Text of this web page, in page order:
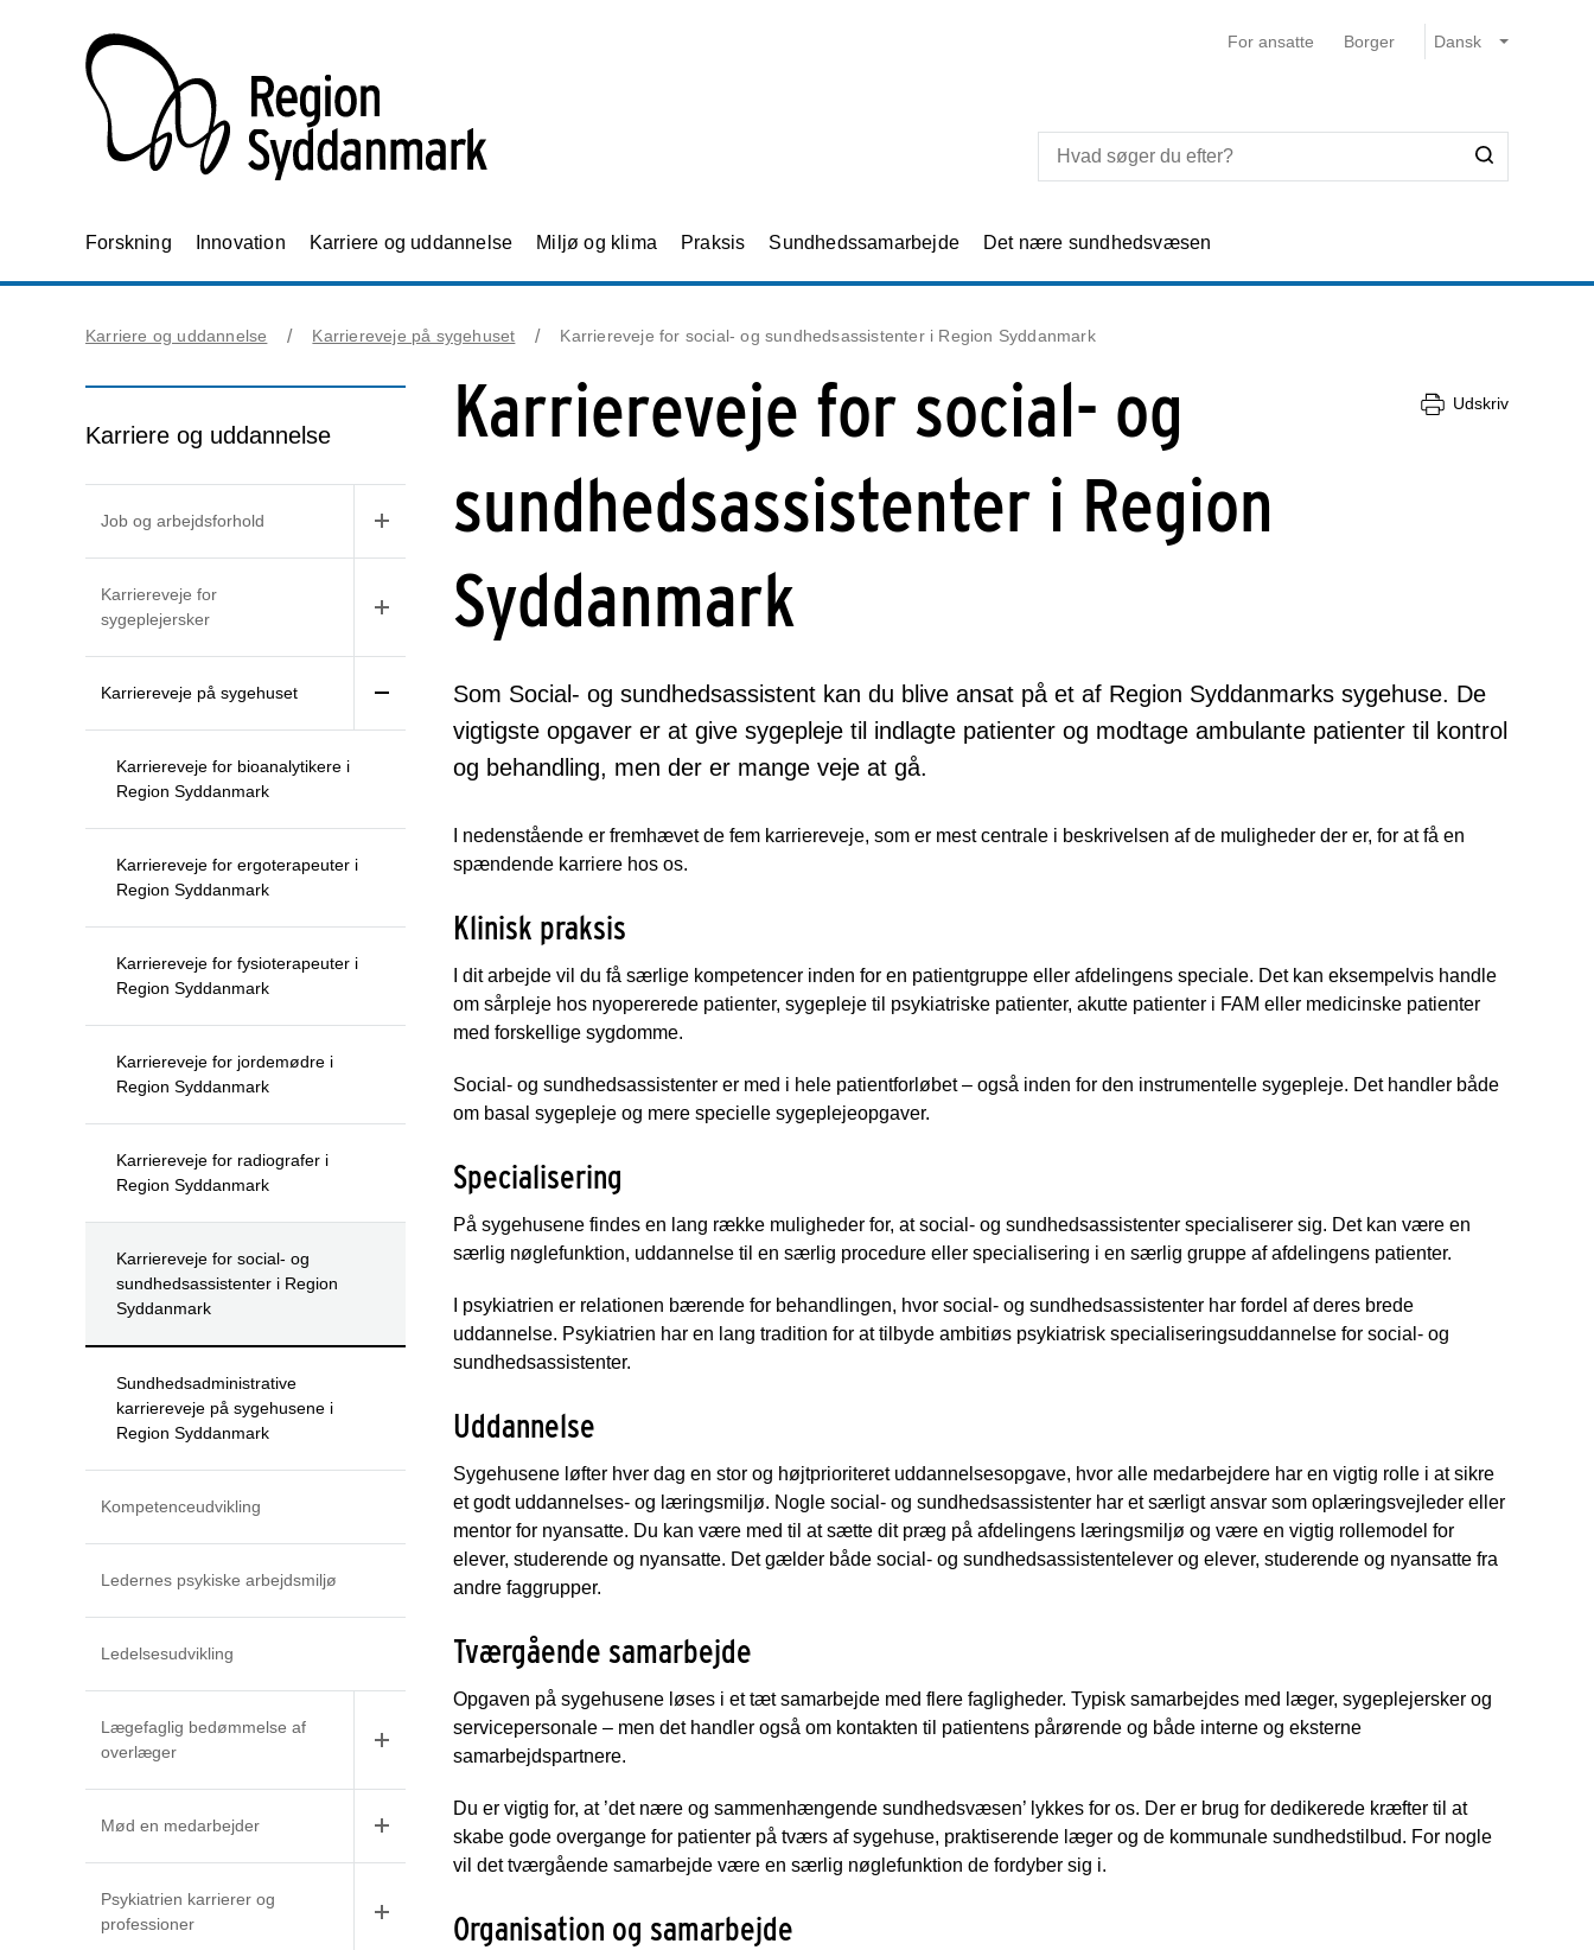
For ansatte Borger
Forskning Innovation Karriere og uddannelse Miljø og klima Praksis Sundhedssamarbejde Det nære sundhedsvæsen
Karriere og uddannelse Karriereveje på sygehuset Karriereveje for social- og sundhedsassistenter i Region Syddanmark
Karriere og uddannelse
Job og arbejdsforhold
Karriereveje for
sygeplejersker
Karriereveje på sygehuset
Karriereveje for bioanalytikere i
Region Syddanmark
Karriereveje for ergoterapeuter i
Region Syddanmark
Karriereveje for fysioterapeuter i
Region Syddanmark
Karriereveje for jordemødre i
Region Syddanmark
Karriereveje for radiografer i
Region Syddanmark
Karriereveje for social- og
sundhedsassistenter i Region
Syddanmark
Sundhedsadministrative
karriereveje på sygehusene i
Region Syddanmark
Kompetenceudvikling
Ledernes psykiske arbejdsmiljø
Ledelsesudvikling
Lægefaglig bedømmelse af
overlæger
Mød en medarbejder
Psykiatrien karrierer og
professioner
Karriereveje for social- og
sundhedsassistenter i Region
Syddanmark
Udskriv
Som Social- og sundhedsassistent kan du blive ansat på et af Region Syddanmarks sygehuse. De
vigtigste opgaver er at give sygepleje til indlagte patienter og modtage ambulante patienter til kontrol
og behandling, men der er mange veje at gå.
I nedenstående er fremhævet de fem karriereveje, som er mest centrale i beskrivelsen af de muligheder der er, for at få en
spændende karriere hos os.
Klinisk praksis
I dit arbejde vil du få særlige kompetencer inden for en patientgruppe eller afdelingens speciale. Det kan eksempelvis handle
om sårpleje hos nyopererede patienter, sygepleje til psykiatriske patienter, akutte patienter i FAM eller medicinske patienter
med forskellige sygdomme.
Social- og sundhedsassistenter er med i hele patientforløbet – også inden for den instrumentelle sygepleje. Det handler både
om basal sygepleje og mere specielle sygeplejeopgaver.
Specialisering
På sygehusene findes en lang række muligheder for, at social- og sundhedsassistenter specialiserer sig. Det kan være en
særlig nøglefunktion, uddannelse til en særlig procedure eller specialisering i en særlig gruppe af afdelingens patienter.
I psykiatrien er relationen bærende for behandlingen, hvor social- og sundhedsassistenter har fordel af deres brede
uddannelse. Psykiatrien har en lang tradition for at tilbyde ambitiøs psykiatrisk specialiseringsuddannelse for social- og
sundhedsassistenter.
Uddannelse
Sygehusene løfter hver dag en stor og højtprioriteret uddannelsesopgave, hvor alle medarbejdere har en vigtig rolle i at sikre
et godt uddannelses- og læringsmiljø. Nogle social- og sundhedsassistenter har et særligt ansvar som oplæringsvejleder eller
mentor for nyansatte. Du kan være med til at sætte dit præg på afdelingens læringsmiljø og være en vigtig rollemodel for
elever, studerende og nyansatte. Det gælder både social- og sundhedsassistentelever og elever, studerende og nyansatte fra
andre faggrupper.
Tværgående samarbejde
Opgaven på sygehusene løses i et tæt samarbejde med flere fagligheder. Typisk samarbejdes med læger, sygeplejersker og
servicepersonale – men det handler også om kontakten til patientens pårørende og både interne og eksterne
samarbejdspartnere.
Du er vigtig for, at ’det nære og sammenhængende sundhedsvæsen’ lykkes for os. Der er brug for dedikerede kræfter til at
skabe gode overgange for patienter på tværs af sygehuse, praktiserende læger og de kommunale sundhedstilbud. For nogle
vil det tværgående samarbejde være en særlig nøglefunktion de fordyber sig i.
Organisation og samarbejde